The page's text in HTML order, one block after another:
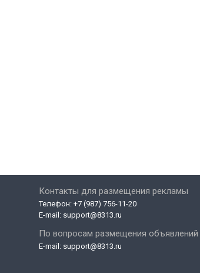
Контакты для размещения рекламы
Телефон: +7 (987) 756-11-20
E-mail: support@8313.ru
По вопросам размещения объявлений
E-mail: support@8313.ru